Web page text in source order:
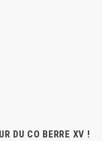
DU CO BERRE XV !